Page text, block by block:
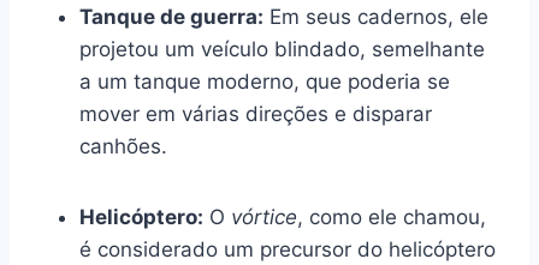
Tanque de guerra: Em seus cadernos, ele
projetou um veículo blindado, semelhante
a um tanque moderno, que poderia se
mover em várias direções e disparar
canhões.
Helicóptero: O vórtice, como ele chamou,
é considerado um precursor do helicóptero